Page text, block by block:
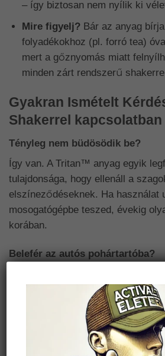
– így biztosan nem nyílik ki
Mire figyelj?Bár az anyag
folyadékokhoz (pl. forró tea)
mert a gőznyomás miatt
minden zárt rendszerű
Gyakran Ismételt
Shakerrel kapcsolatban
Tényleg nem büdösödik be?
Így van. A Tritan™ anyag egyik
tulajdonsága, hogy ellenáll a
elszíneződéseknek. Ha használat
mosogatógépbe teszed, évekig
korában.
Belefér az autós pohártartóba?
A legtöbb standard autós
formája (az alja felé enyhén
Használható másra is, mint
Abszolút! Tökéletes aLiving